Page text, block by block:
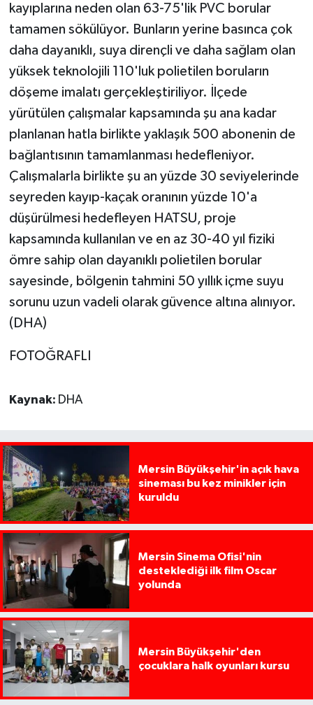
kayıplarına neden olan 63-75'lik PVC borular
tamamen sökülüyor. Bunların yerine basınca çok
daha dayanıklı, suya dirençli ve daha sağlam olan
yüksek teknolojili 110'luk polietilen boruların
döşeme imalatı gerçekleştiriliyor. İlçede
yürütülen çalışmalar kapsamında şu ana kadar
planlanan hatla birlikte yaklaşık 500 abonenin de
bağlantısının tamamlanması hedefleniyor.
Çalışmalarla birlikte şu an yüzde 30 seviyelerinde
seyreden kayıp-kaçak oranının yüzde 10'a
düşürülmesi hedefleyen HATSU, proje
kapsamında kullanılan ve en az 30-40 yıl fiziki
ömre sahip olan dayanıklı polietilen borular
sayesinde, bölgenin tahmini 50 yıllık içme suyu
sorunu uzun vadeli olarak güvence altına alınıyor.
(DHA)
FOTOĞRAFLI
Kaynak: DHA
Mersin Büyükşehir'in açık hava
sineması bu kez minikler için
kuruldu
Mersin Sinema Ofisi'nin
desteklediği ilk film Oscar
yolunda
Mersin Büyükşehir'den
çocuklara halk oyunları kursu